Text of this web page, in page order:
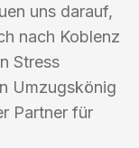
uns darauf,
nach Koblenz
Stress
Umzugskönig
Partner für